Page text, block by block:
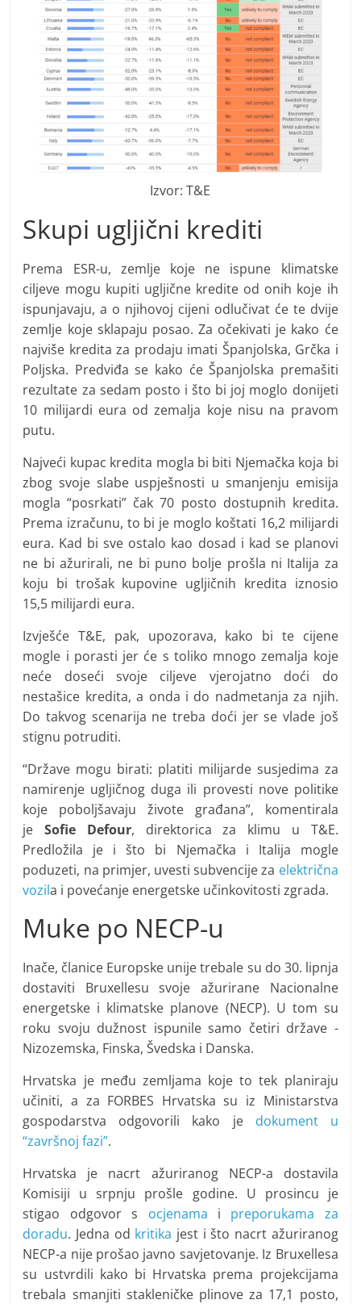
Izvor: T&E
Skupi ugljični krediti
Prema ESR-u, zemlje koje ne ispune klimatske
ciljeve mogu kupiti ugljične kredite od onih koje ih
ispunjavaju, a o njihovoj cijeni odlučivat će te dvije
zemlje koje sklapaju posao. Za očekivati je kako će
najviše kredita za prodaju imati Španjolska, Grčka i
Poljska. Predviđa se kako će Španjolska premašiti
rezultate za sedam posto i što bi joj moglo donijeti
10 milijardi eura od zemalja koje nisu na pravom
putu.
Najveći kupac kredita mogla bi biti Njemačka koja bi
zbog svoje slabe uspješnosti u smanjenju emisija
mogla “posrkati” čak 70 posto dostupnih kredita.
Prema izračunu, to bi je moglo koštati 16,2 milijardi
eura. Kad bi sve ostalo kao dosad i kad se planovi
ne bi ažurirali, ne bi puno bolje prošla ni Italija za
koju bi trošak kupovine ugljičnih kredita iznosio
15,5 milijardi eura.
Izvješće T&E, pak, upozorava, kako bi te cijene
mogle i porasti jer će s toliko mnogo zemalja koje
neće doseći svoje ciljeve vjerojatno doći do
nestašice kredita, a onda i do nadmetanja za njih.
Do takvog scenarija ne treba doći jer se vlade još
stignu potruditi.
“Države mogu birati: platiti milijarde susjedima za
namirenje ugljičnog duga ili provesti nove politike
koje poboljšavaju živote građana”, komentirala
je Sofie Defour, direktorica za klimu u T&E.
Predložila je i što bi Njemačka i Italija mogle
poduzeti, na primjer, uvesti subvencije za električna
vozila i povećanje energetske učinkovitosti zgrada.
Muke po NECP-u
Inače, članice Europske unije trebale su do 30. lipnja
dostaviti Bruxellesu svoje ažurirane Nacionalne
energetske i klimatske planove (NECP). U tom su
roku svoju dužnost ispunile samo četiri države -
Nizozemska, Finska, Švedska i Danska.
Hrvatska je među zemljama koje to tek planiraju
učiniti, a za FORBES Hrvatska su iz Ministarstva
gospodarstva odgovorili kako je dokument u
“završnoj fazi”.
Hrvatska je nacrt ažuriranog NECP-a dostavila
Komisiji u srpnju prošle godine. U prosincu je
stigao odgovor s ocjenama i preporukama za
doradu. Jedna od kritika jest i što nacrt ažuriranog
NECP-a nije prošao javno savjetovanje. Iz Bruxellesa
su ustvrdili kako bi Hrvatska prema projekcijama
trebala smanjiti stakleničke plinove za 17,1 posto,